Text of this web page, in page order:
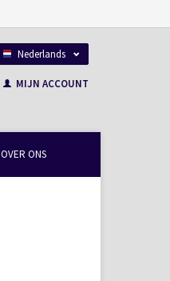
Nederlands
MIJN ACCOUNT
OVER ONS